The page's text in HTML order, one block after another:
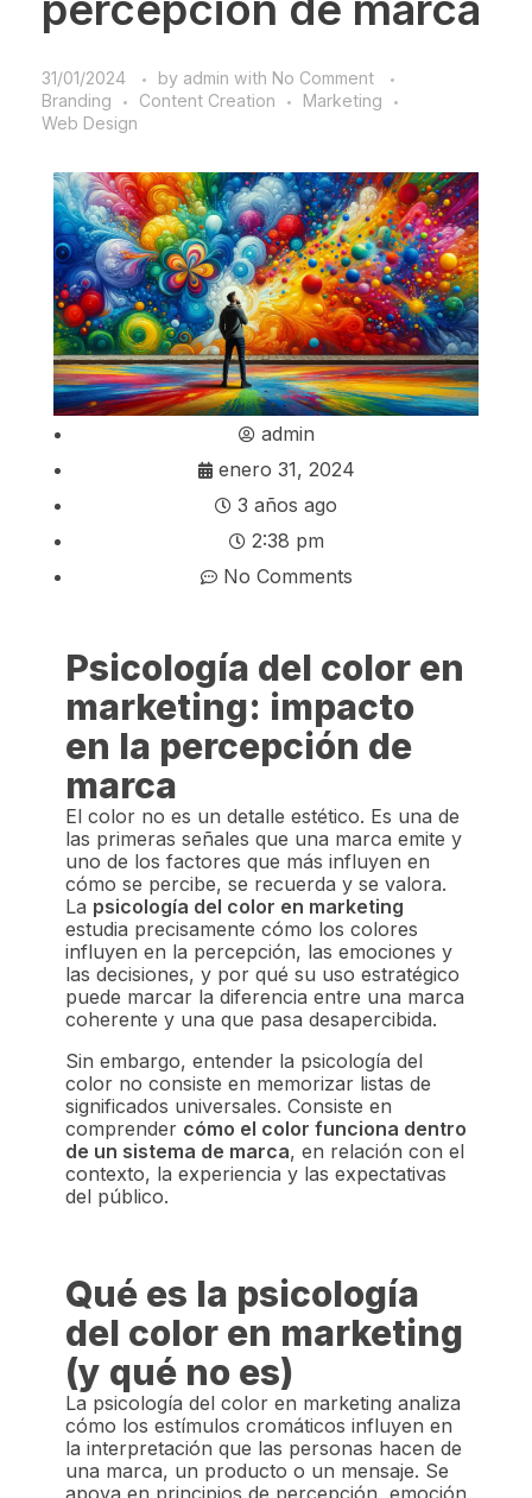
31/01/2024 by admin with No Comment
Branding
Content Creation
Marketing
Web Design
admin
enero 31, 2024
3 años ago
2:38 pm
No Comments
Psicología del color en
marketing: impacto
en la percepción de
marca
El color no es un detalle estético. Es una de
las primeras señales que una marca emite y
uno de los factores que más influyen en
cómo se percibe, se recuerda y se valora.
La psicología del color en marketing
estudia precisamente cómo los colores
influyen en la percepción, las emociones y
las decisiones, y por qué su uso estratégico
puede marcar la diferencia entre una marca
coherente y una que pasa desapercibida.
Sin embargo, entender la psicología del
color no consiste en memorizar listas de
significados universales. Consiste en
comprender cómo el color funciona dentro
de un sistema de marca, en relación con el
contexto, la experiencia y las expectativas
del público.
Qué es la psicología
del color en marketing
(y qué no es)
La psicología del color en marketing analiza
cómo los estímulos cromáticos influyen en
la interpretación que las personas hacen de
una marca, un producto o un mensaje. Se
apoya en principios de percepción, emoción